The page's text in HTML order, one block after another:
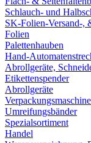
Schlauch- und
SK-Folien-Versand-,
Folien
Palettenhauben
Hand-
Abrollgeräte,
Etikettenspender
Abrollgeräte
Umreifungsbänder
Spezialsortiment
Handel